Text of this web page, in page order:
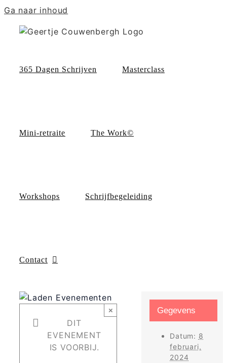
Ga naar inhoud
365 Dagen Schrijven Masterclass
Mini-retraite The Work©
Workshops Schrijfbegeleiding
Contact
DIT
EVENEMENT
IS VOORBIJ.
× Gegevens
Datum: 8
februari,
2024